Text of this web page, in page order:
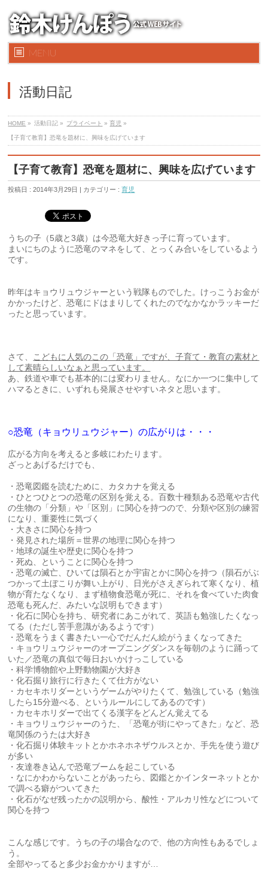
MENU
活動日記
HOME » 活動日記 » プライベート »育児 »
【子育て教育】恐竜を題材に、興味を広げています
【子育て教育】恐竜を題材に、興味を広げています
投稿日 : 2014年3月29日 | カテゴリー :育児
うちの子（5歳と3歳）は今恐竜大好きっ子に育っています。
まいにちのように恐竜のマネをして、とっくみ合いをしているよう
です。
昨年はキョウリュウジャーという戦隊ものでした。けっこうお金が
かかったけど、恐竜にドはまりしてくれたのでなかなかラッキーだ
ったと思っています。
さて、 こどもに人気のこの「恐竜」ですが、子育て・教育の素材と
して素晴らしいなぁと思っています。
あ、鉄道や車でも基本的には変わりません。なにか一つに集中して
ハマるときに、いずれも発展させやすいネタと思います。
○恐竜（キョウリュウジャー）の広がりは・・・
広がる方向を考えると多岐にわたります。
ざっとあげるだけでも、
・恐竜図鑑を読むために、カタカナを覚える
・ひとつひとつの恐竜の区別を覚える。百数十種類ある恐竜や古代
の生物の「分類」や「区別」に関心を持つので、分類や区別の練習
になり、重要性に気づく
・大きさに関心を持つ
・発見された場所＝世界の地理に関心を持つ
・地球の誕生や歴史に関心を持つ
・死ぬ、ということに関心を持つ
・恐竜の滅亡、ひいては隕石とか宇宙とかに関心を持つ（隕石がぶ
つかって土ぼこりが舞い上がり、日光がさえぎられて寒くなり、植
物が育たなくなり、まず植物食恐竜が死に、それを食べていた肉食
恐竜も死んだ、みたいな説明もできます）
・化石に関心を持ち、研究者にあこがれて、英語も勉強したくなっ
てる（ただし苦手意識があるようです）
・恐竜をうまく書きたい一心でだんだん絵がうまくなってきた
・キョウリュウジャーのオープニングダンスを毎朝のように踊って
いた／恐竜の真似で毎日おいかけっこしている
・科学博物館や上野動物園が大好き
・化石掘り旅行に行きたくて仕方がない
・カセキホリダーというゲームがやりたくて、勉強している（勉強
したら15分遊べる、というルールにしてあるのです）
・カセキホリダーで出てくる漢字をどんどん覚えてる
・キョウリュウジャーのうた、「恐竜が街にやってきた」など、恐
竜関係のうたは大好き
・化石掘り体験キットとかホネホネザウルスとか、手先を使う遊び
が多い
・友達巻き込んで恐竜ブームを起こしている
・なにかわからないことがあったら、図鑑とかインターネットとか
で調べる癖がついてきた
・化石がなぜ残ったかの説明から、酸性・アルカリ性などについて
関心を持つ
こんな感じです。うちの子の場合なので、他の方向性もあるでしょ
う。
全部やってると多少お金かかりますが…